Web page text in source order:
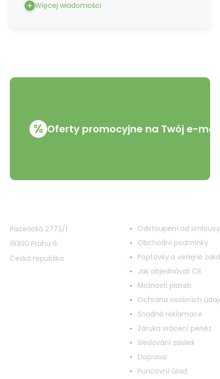
Więcej wiadomości
% Oferty promocyjne na Twój e-mail
Paceřická 2773/1
19300 Praha 9
Česká republika
Odstoupení od smlouvy
Obchodní podmínky
Poptávky a veřejné
Jak objednávat ČR
Možnosti plateb
Ochrana osobních
Snadná reklamace
Záruka vrácení peněz
Sledování zásilek
Doprava
Puncovní úřad